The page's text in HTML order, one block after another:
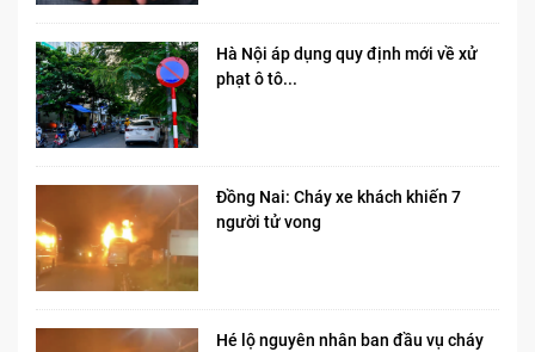
Hà Nội áp dụng quy định mới về xử
phạt ô tô...
Đồng Nai: Cháy xe khách khiến 7
người tử vong​
Hé lộ nguyên nhân ban đầu vụ cháy